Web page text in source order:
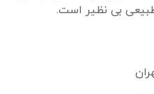
بی نظیر است.